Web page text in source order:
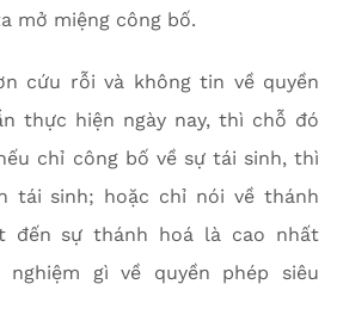
mở miệng công bố.
cứu rỗi và không tin về quyền
thực hiện ngày nay, thì chỗ đó
chỉ công bố về sự tái sinh, thì
tái sinh; hoặc chỉ nói về thánh
đến sự thánh hoá là cao nhất
nghiệm gì về quyền phép siêu